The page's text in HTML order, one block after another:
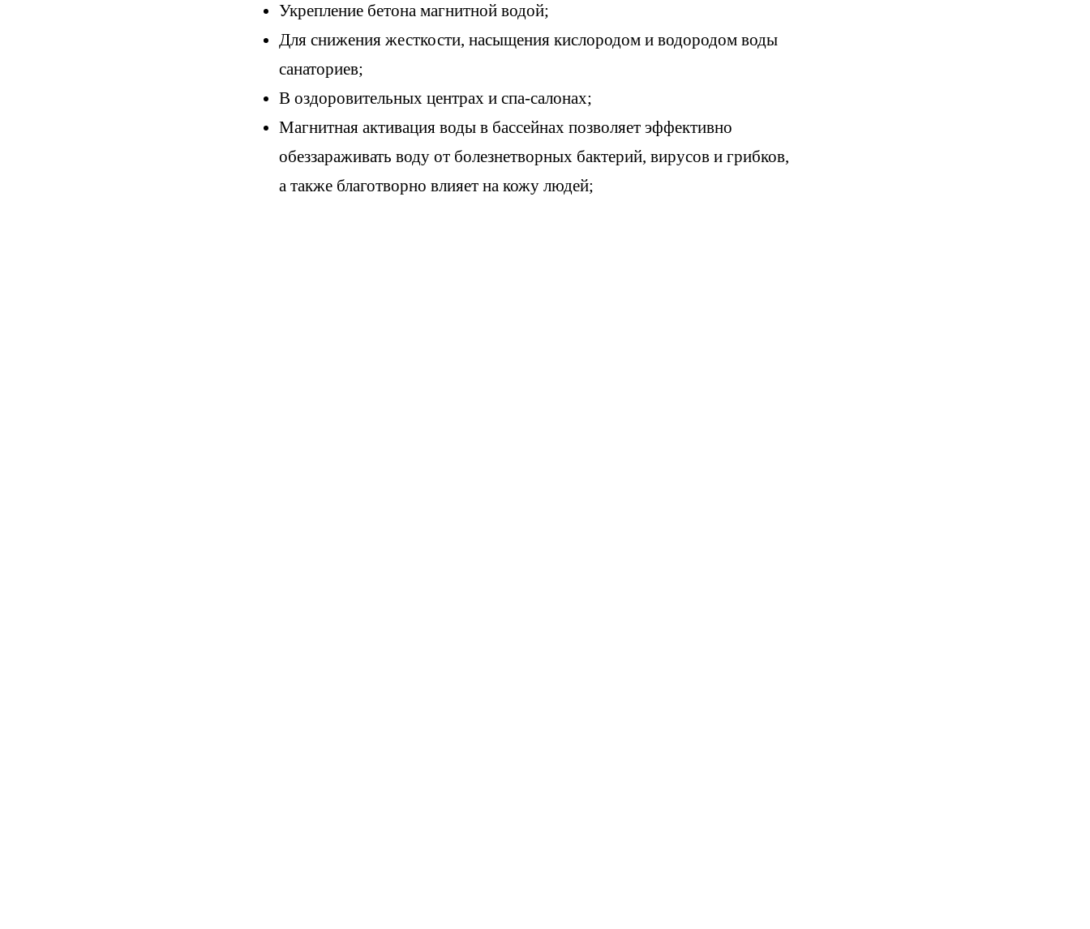
Укрепление бетона магнитной водой;
Для снижения жесткости, насыщения кислородом и водородом воды
санаториев;
В оздоровительных центрах и спа-салонах;
Магнитная активация воды в бассейнах позволяет эффективно
обеззараживать воду от болезнетворных бактерий, вирусов и грибков,
а также благотворно влияет на кожу людей;